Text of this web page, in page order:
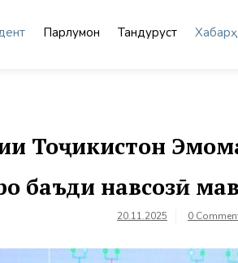
Парлумон Тандурустӣ
Тоҷикистон
баъди навсозӣ
20.11.2025 0